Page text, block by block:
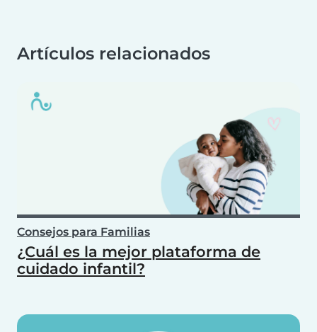
Artículos relacionados
Consejos para Familias
¿Cuál es la mejor plataforma de
cuidado infantil?